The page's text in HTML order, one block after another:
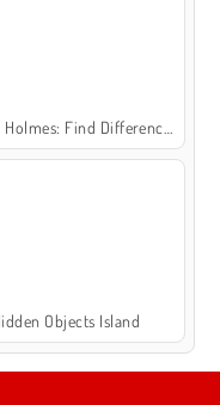
Objects Island